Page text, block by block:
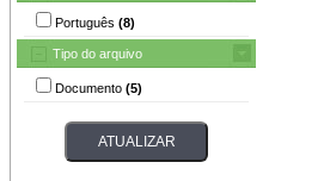
Português (8)
Tipo do arquivo
Documento (5)